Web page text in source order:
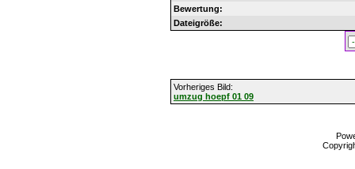
Bewertung:
Dateigröße:
Vorheriges Bild:
umzug hoepf 01 09